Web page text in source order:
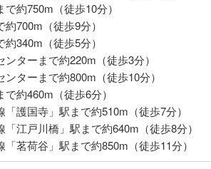
約750m（徒歩10分）
700m（徒歩9分）
340m（徒歩5分）
ターまで約220m（徒歩3分）
ターまで約800m（徒歩10分）
約460m（徒歩6分）
護国寺」駅まで約510m（徒歩7分）
江戸川橋」駅まで約640m（徒歩8分）
茗荷谷」駅まで約850m（徒歩11分）